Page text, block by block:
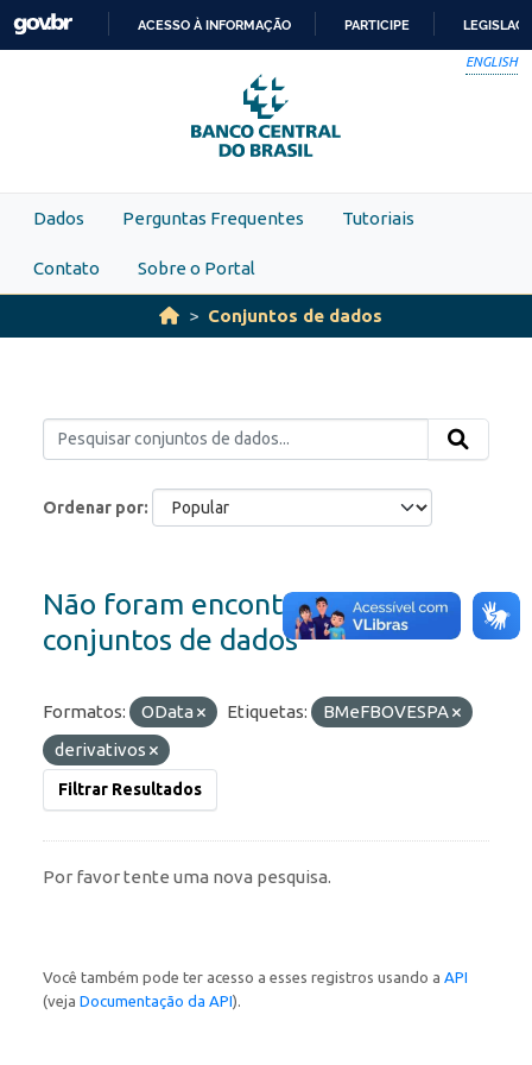
Skip to main content
PARA
O
CONTEÚDO
ACESSO À INFORMAÇÃO PARTICIPE
ENGLISH
Dados Perguntas Frequentes Tutoriais
Contato Sobre o Portal
Conjuntos de dados
Ordenar por
Não foram encontrados
conjuntos de dados
Formatos: OData Etiquetas:
BMeFBOVESPA
derivativos
Filtrar Resultados
Por favor tente uma nova pesquisa.
Você também pode ter acesso a esses registros usando a API
(veja Documentação da API).